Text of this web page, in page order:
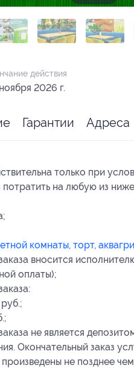
действия
2026 г.
Гарантии Адреса
только при
на любую из
комнаты, торт,
вносится
оплаты);
не является
Окончательный заказ
не позднее